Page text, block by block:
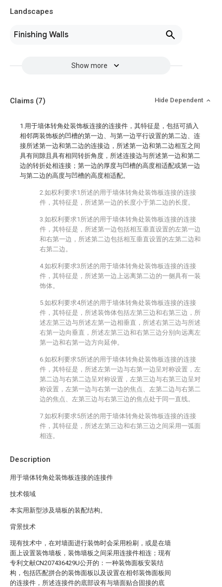
Landscapes
Finishing Walls
Show more
Description
用于墙体转角处装饰板连接的连接件
技术领域
本实用新型涉及墙板的装配结构。
背景技术
现有技术中，在对墙面进行装饰时会采用粉刷，或是在墙
面上设置装饰墙板，装饰墙板之间采用连接件相连；现有
专利文献CN207436429U公开的：一种装饰面板安装结
构，包括匹配拼合的装饰面板以及设置在相邻装饰面板间
的连接件，所述连接件的底部设有与墙面贴合固接的底
Claims (7) Hide Dependent
1.用于墙体转角处装饰板连接的连接件，其特征是，包括可插入
相邻两装饰板的凹槽的第一边、与第一边平行设置的第二边、连
接所述第一边和第二边的连接边，所述第一边和第二边相互之间
具有间隙且具有相同转折角度，所述连接边与所述第一边和第二
边的转折处相连接；第一边的厚度与凹槽的高度相适配或第一边
与第二边的高度与凹槽的高度相适配。
2.如权利要求1所述的用于墙体转角处装饰板连接的连接
件，其特征是，所述第一边的长度小于第二边的长度。
3.如权利要求1所述的用于墙体转角处装饰板连接的连接
件，其特征是，所述第一边包括相互垂直设置的左第一边
和右第一边，所述第二边包括相互垂直设置的左第二边和
右第二边。
4.如权利要求3所述的用于墙体转角处装饰板连接的连接
件，其特征是，所述第一边上远离第二边的一侧具有一装
饰体。
5.如权利要求4所述的用于墙体转角处装饰板连接的连接
件，其特征是，所述装饰体包括左第三边和右第三边，所
述左第三边与所述左第一边相垂直，所述右第三边与所述
右第一边向垂直，所述左第三边和右第三边分别向远离左
第一边和右第一边方向延伸。
6.如权利要求5所述的用于墙体转角处装饰板连接的连接
件，其特征是，所述左第一边与右第一边呈对称设置，左
第二边与右第二边呈对称设置，左第三边与右第三边呈对
称设置，左第一边与右第一边的焦点、左第二边与右第二
边的焦点、左第三边与右第三边的焦点处于同一直线。
7.如权利要求5所述的用于墙体转角处装饰板连接的连接
件，其特征是，所述左第三边和右第三边之间采用一弧面
相连。